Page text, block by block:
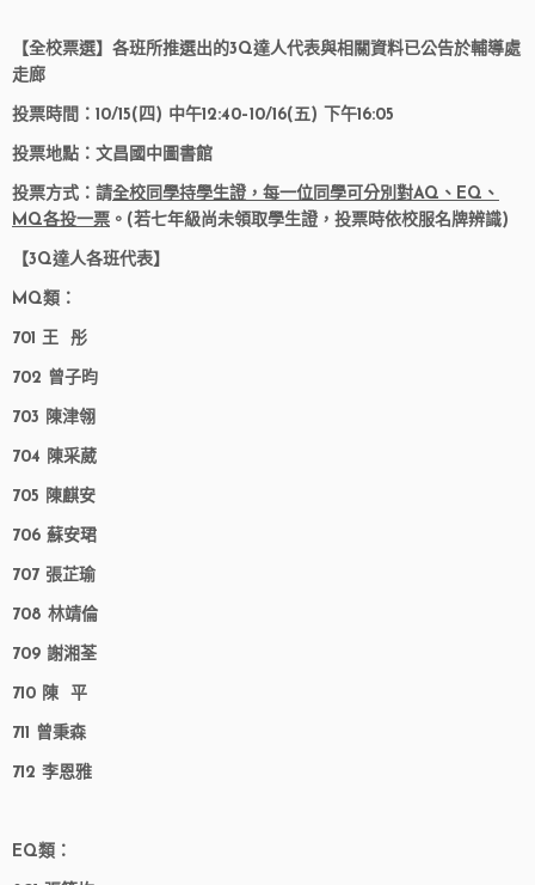
【全校票選】各班所推選出的3Q達人代表與相關資料已公告於輔導處
走廊
投票時間：10/15(四) 中午12:40–10/16(五) 下午16:05
投票地點：文昌國中圖書館
投票方式：請全校同學持學生證，每一位同學可分別對AQ、EQ、
MQ各投一票 。(若七年級尚未領取學生證，投票時依校服名牌辨識)
【3Q達人各班代表】
MQ類：
701 王 彤
702 曾子昀
703 陳津翎
704 陳采葳
705 陳麒安
706 蘇安珺
707 張芷瑜
708 林靖倫
709 謝湘荃
710 陳 平
711 曾秉森
712 李恩雅
EQ類：